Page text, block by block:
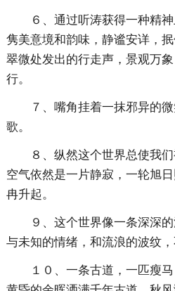
６、通过听涛获得一种精
隽美意境和韵味，静谧安详，
翠微处发出的行走声，景观万
行。
７、嘴角挂着一抹邪异的
歌。
８、纵然这个世界总使我
空气依然是一片静寂，一轮旭
冉升起。
９、这个世界像一条深深
与未知的情绪，和流浪的波纹，
１０、一条古道，一匹瘦